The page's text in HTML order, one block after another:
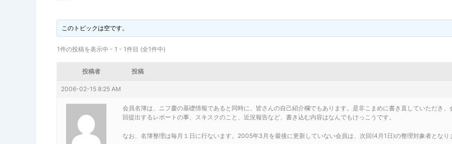
このトピックは空です。
1件の投稿を表示中 - 1 - 1件目 (全1件中)
投稿者 投稿
2006-02-15 8:25 AM
会員名簿は、ニフ慶の基礎情報であると同時に、皆さんの自己紹介欄でもあります。是非こまめに書き直していただき
回提出するレポートの事、スキスクのこと、近況報告など、書き込む内容はなんでもけっこうです。
なお、名簿整理は毎月１日に行ないます。2005年3月を最後に更新していない会員は、次回(4月1日)の整理対象者とな